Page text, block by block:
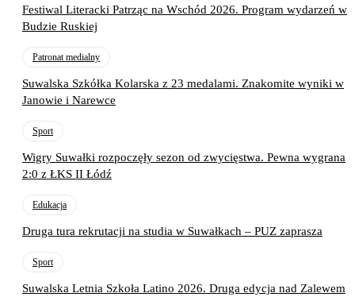
Festiwal Literacki Patrząc na Wschód 2026. Program wydarzeń w
Budzie Ruskiej
Patronat medialny
Suwalska Szkółka Kolarska z 23 medalami. Znakomite wyniki w
Janowie i Narewce
Sport
Wigry Suwałki rozpoczęły sezon od zwycięstwa. Pewna wygrana
2:0 z ŁKS II Łódź
Edukacja
Druga tura rekrutacji na studia w Suwałkach – PUZ zaprasza
Sport
Suwalska Letnia Szkoła Latino 2026. Druga edycja nad Zalewem